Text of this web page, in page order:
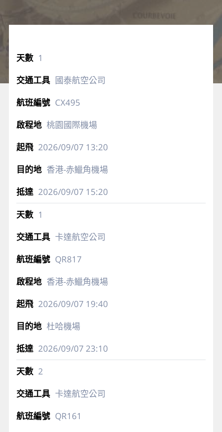
1
國泰航空公司
CX495
桃園國際機場
2026/09/07 13:20
香港-赤鱲角機場
2026/09/07 15:20
1
卡達航空公司
QR817
香港-赤鱲角機場
2026/09/07 19:40
杜哈機場
2026/09/07 23:10
2
卡達航空公司
QR161